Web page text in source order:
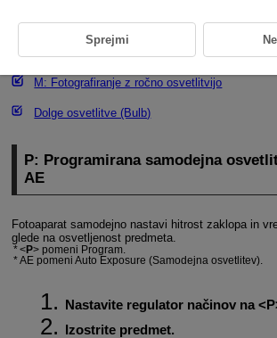
Tv: Fotografiranje s prioriteto zaklopa AE
M: Fotografiranje z ročno osvetlitvijo
Dolge osvetlitve (Bulb)
P: Programirana samodejna
AE
Fotoaparat samodejno nastavi hitrost zaklopa in
glede na osvetljenost predmeta.
P
pomeni Program.
AE pomeni Auto Exposure (Samodejna osvetlitev).
Nastavite regulator načinov na P
Izostrite predmet.
Sprejmi